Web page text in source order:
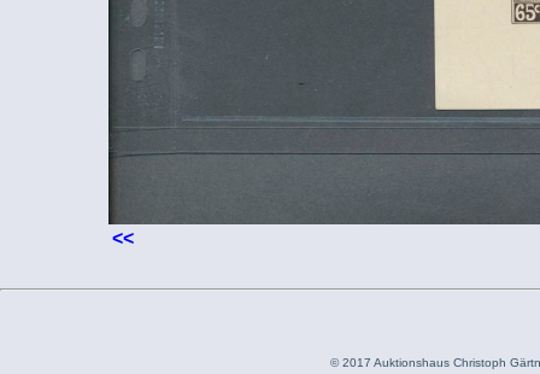
<<
© 2017 Auktionshaus Christoph